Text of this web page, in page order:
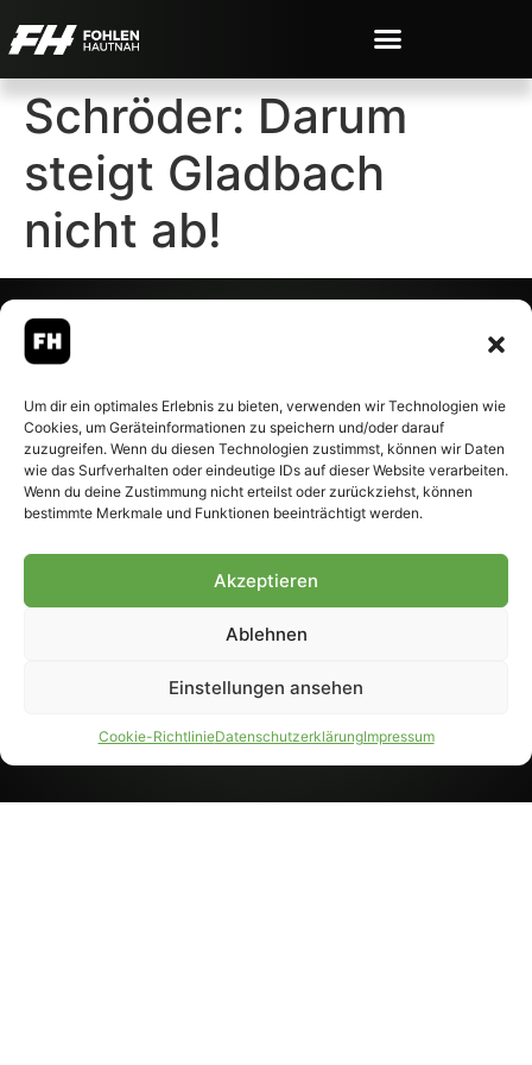
Um dir ein optimales Erlebnis zu bieten, verwenden wir Technologien wie
Cookies, um Geräteinformationen zu speichern und/oder darauf
zuzugreifen. Wenn du diesen Technologien zustimmst, können wir Daten
wie das Surfverhalten oder eindeutige IDs auf dieser Website verarbeiten.
Wenn du deine Zustimmung nicht erteilst oder zurückziehst, können
bestimmte Merkmale und Funktionen beeinträchtigt werden.
Akzeptieren
Ablehnen
Einstellungen ansehen
Cookie-RichtlinieDatenschutzerklärungImpressum
Schröder: Darum
steigt Gladbach
nicht ab!
– Alle rechte vorbehalten.
Fohlen-Hautnah.de ist ein
offiziell eingetragenes Magazin
bei der Deutschen
Nationalbibliothek (ISSN 1868-
Weiterverarbeitung, auch
Genehmigung.
PARTNER WERDEN
AGB